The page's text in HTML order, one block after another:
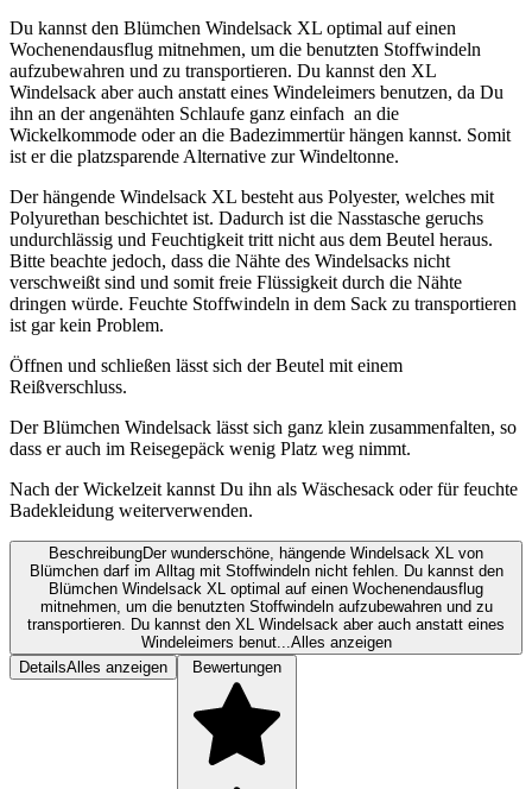
Du kannst den Blümchen Windelsack XL optimal auf einen
Wochenendausflug mitnehmen, um die benutzten Stoffwindeln
aufzubewahren und zu transportieren. Du kannst den XL
Windelsack aber auch anstatt eines Windeleimers benutzen, da Du
ihn an der angenähten Schlaufe ganz einfach an die
Wickelkommode oder an die Badezimmertür hängen kannst. Somit
ist er die platzsparende Alternative zur Windeltonne.
Der hängende Windelsack XL besteht aus Polyester, welches mit
Polyurethan beschichtet ist. Dadurch ist die Nasstasche geruchs
undurchlässig und Feuchtigkeit tritt nicht aus dem Beutel heraus.
Bitte beachte jedoch, dass die Nähte des Windelsacks nicht
verschweißt sind und somit freie Flüssigkeit durch die Nähte
dringen würde. Feuchte Stoffwindeln in dem Sack zu transportieren
ist gar kein Problem.
Öffnen und schließen lässt sich der Beutel mit einem
Reißverschluss.
Der Blümchen Windelsack lässt sich ganz klein zusammenfalten, so
dass er auch im Reisegepäck wenig Platz weg nimmt.
Nach der Wickelzeit kannst Du ihn als Wäschesack oder für feuchte
Badekleidung weiterverwenden.
BeschreibungDer wunderschöne, hängende Windelsack XL von
Blümchen darf im Alltag mit Stoffwindeln nicht fehlen. Du kannst den
Blümchen Windelsack XL optimal auf einen Wochenendausflug
mitnehmen, um die benutzten Stoffwindeln aufzubewahren und zu
transportieren. Du kannst den XL Windelsack aber auch anstatt eines
Windeleimers benut...Alles anzeigen
DetailsAlles anzeigen Bewertungen